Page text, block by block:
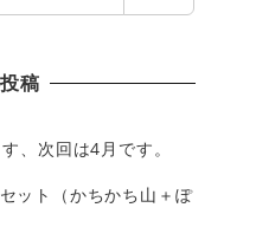
稿
、次回は4月です。
ット（かちかち山＋ぽ